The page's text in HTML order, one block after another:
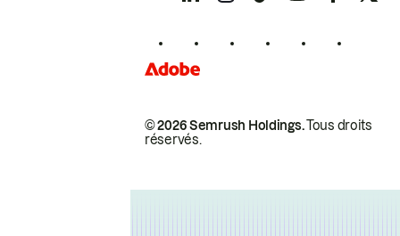
© 2026 Semrush Holdings.Tous droits
réservés.